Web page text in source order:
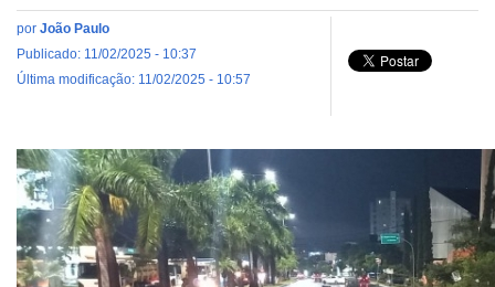
por João Paulo
Publicado: 11/02/2025 - 10:37
Última modificação: 11/02/2025 - 10:57